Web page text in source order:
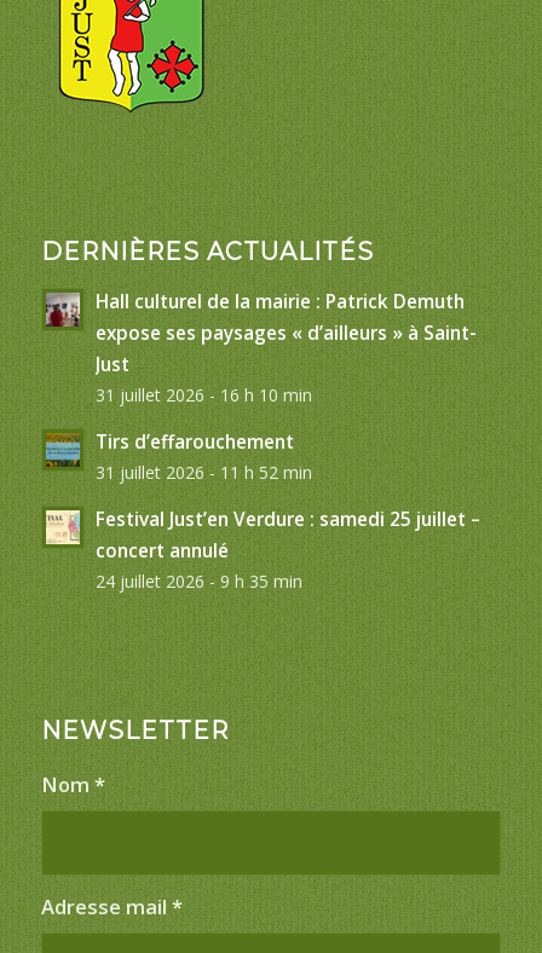
DERNIÈRES ACTUALITÉS
Hall culturel de la mairie : Patrick Demuth
expose ses paysages « d’ailleurs » à Saint-
Just
31 juillet 2026 - 16 h 10 min
Tirs d’effarouchement
31 juillet 2026 - 11 h 52 min
Festival Just’en Verdure : samedi 25 juillet –
concert annulé
24 juillet 2026 - 9 h 35 min
NEWSLETTER
Nom *
Adresse mail *